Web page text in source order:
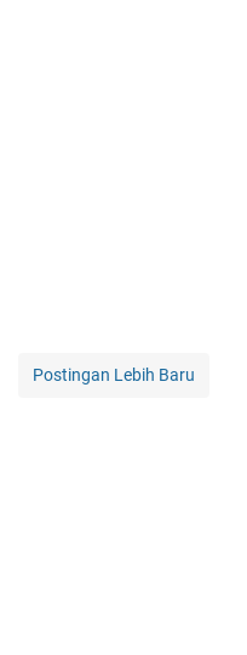
Postingan Lebih Baru